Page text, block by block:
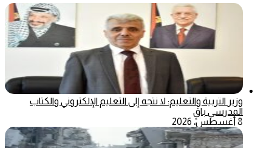
وزير التربية والتعليم: لا نتجه إلى التعليم الإلكتروني والكتاب
المدرسي باقٍ
8 أغسطس، 2026